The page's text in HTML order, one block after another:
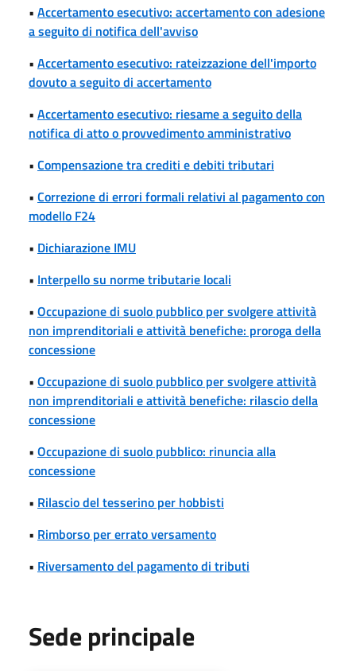
• Accertamento esecutivo: accertamento con adesione
a seguito di notifica dell'avviso
• Accertamento esecutivo: rateizzazione dell'importo
dovuto a seguito di accertamento
• Accertamento esecutivo: riesame a seguito della
notifica di atto o provvedimento amministrativo
• Compensazione tra crediti e debiti tributari
• Correzione di errori formali relativi al pagamento con
modello F24
• Dichiarazione IMU
• Interpello su norme tributarie locali
• Occupazione di suolo pubblico per svolgere attività
non imprenditoriali e attività benefiche: proroga della
concessione
• Occupazione di suolo pubblico per svolgere attività
non imprenditoriali e attività benefiche: rilascio della
concessione
• Occupazione di suolo pubblico: rinuncia alla
concessione
• Rilascio del tesserino per hobbisti
• Rimborso per errato versamento
• Riversamento del pagamento di tributi
Sede principale